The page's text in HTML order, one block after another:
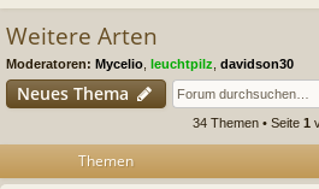
riff
Weitere Arten
Moderatoren: Mycelio leuchtpilz davidson30
Neues Thema
34 Themen • Seite 1
Themen